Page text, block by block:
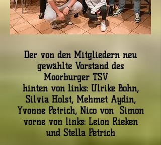
Der von den Mitgliedern neu
gewählte Vorstand des
Moorburger TSV
hinten von links: Ulrike Bohn,
Silvia Holst, Mehmet Aydin,
Yvonne Petrich, Nico von Simon
vorne von links: Leion Rieken
und Stella Petrich